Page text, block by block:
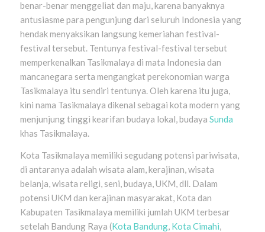
benar-benar menggeliat dan maju, karena banyaknya
antusiasme para pengunjung dari seluruh Indonesia yang
hendak menyaksikan langsung kemeriahan festival-
festival tersebut. Tentunya festival-festival tersebut
memperkenalkan Tasikmalaya di mata Indonesia dan
mancanegara serta mengangkat perekonomian warga
Tasikmalaya itu sendiri tentunya. Oleh karena itu juga,
kini nama Tasikmalaya dikenal sebagai kota modern yang
menjunjung tinggi kearifan budaya lokal, budaya Sunda
khas Tasikmalaya.
Kota Tasikmalaya memiliki segudang potensi pariwisata,
di antaranya adalah wisata alam, kerajinan, wisata
belanja, wisata religi, seni, budaya, UKM, dll. Dalam
potensi UKM dan kerajinan masyarakat, Kota dan
Kabupaten Tasikmalaya memiliki jumlah UKM terbesar
setelah Bandung Raya (Kota Bandung, Kota Cimahi,